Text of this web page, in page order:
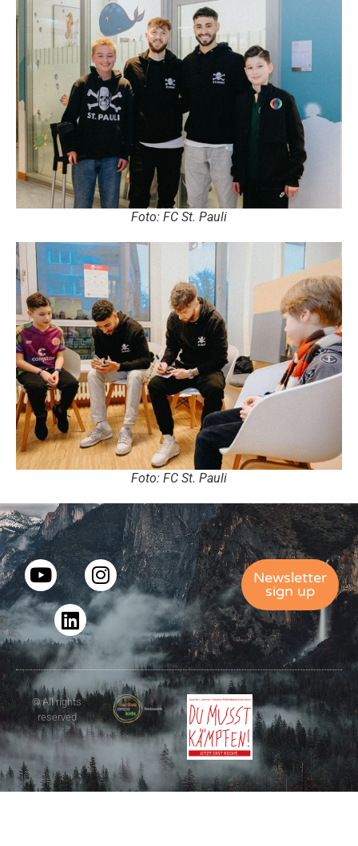
Foto: FC St. Pauli
Foto: FC St. Pauli
Newsletter
sign up
© All rights
reserved